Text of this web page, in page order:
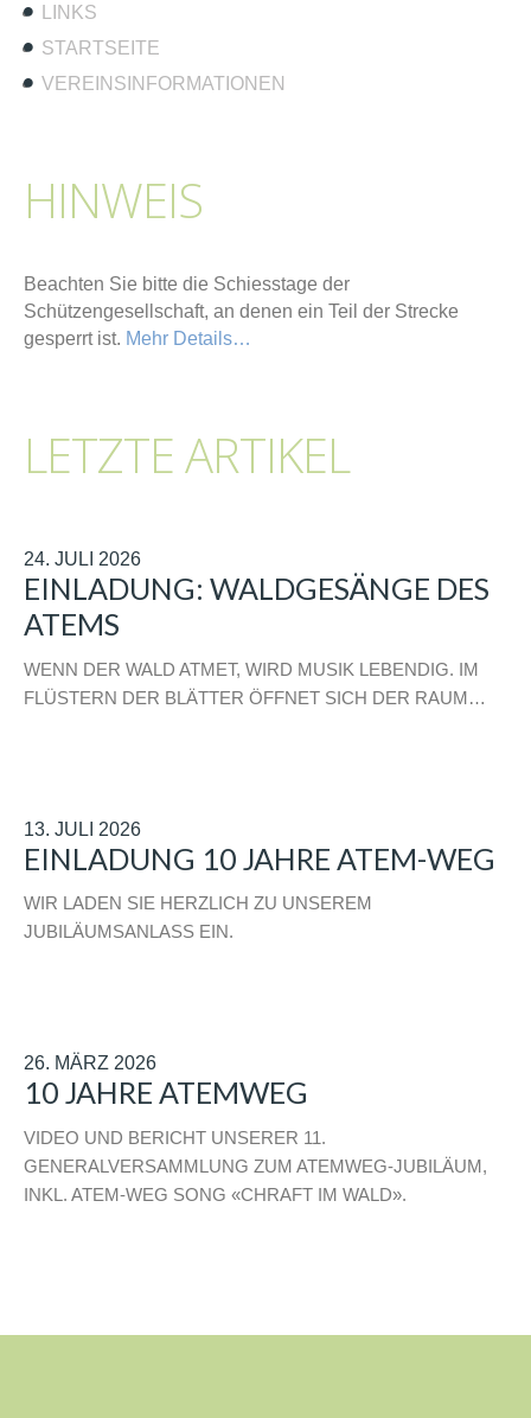
LINKS
STARTSEITE
VEREINSINFORMATIONEN
HINWEIS
Beachten Sie bitte die Schiesstage der
Schützengesellschaft, an denen ein Teil der Strecke
gesperrt ist. Mehr Details…
LETZTE ARTIKEL
24. JULI 2026
EINLADUNG: WALDGESÄNGE DES
ATEMS
WENN DER WALD ATMET, WIRD MUSIK LEBENDIG. IM
FLÜSTERN DER BLÄTTER ÖFFNET SICH DER RAUM…
13. JULI 2026
EINLADUNG 10 JAHRE ATEM-WEG
WIR LADEN SIE HERZLICH ZU UNSEREM
JUBILÄUMSANLASS EIN.
26. MÄRZ 2026
10 JAHRE ATEMWEG
VIDEO UND BERICHT UNSERER 11.
GENERALVERSAMMLUNG ZUM ATEMWEG-JUBILÄUM,
INKL. ATEM-WEG SONG «CHRAFT IM WALD».